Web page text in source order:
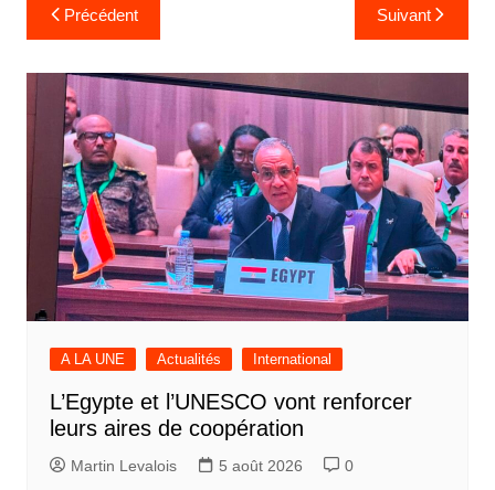
Navigation
de
l’article
Précédent Suivant
A LA UNE Actualités International
L’Egypte et l’UNESCO vont renforcer
leurs aires de coopération
Martin Levalois 5 août 2026 0